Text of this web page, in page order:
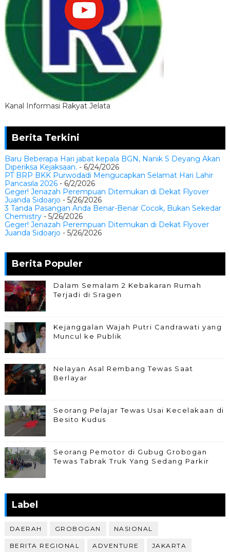
Kanal Informasi Rakyat Jelata
Berita Terkini
Baru Beberapa Hari jabat kepala BGN, Nanik S Deyang Akan
Diperiksa Kejaksaan. - 6/24/2026
PT BRP BKK Purwodadi Mengucapkan Selamat Hari Lahir
Pancasila 2026- 6/2/2026
Geger! Jenazah Perempuan Ditemukan di Dekat Flyover
Juanda Sidoarjo - 5/26/2026
3 Tanda Pasangan Anda Benar-Benar Cocok, Bukan Sekedar
Chemistry- 5/26/2026
Geger! Jenazah Perempuan Ditemukan di Dekat Flyover
Juanda Sidoarjo - 5/26/2026
Berita Populer
Dalam Semalam 2 Kebakaran Rumah
Terjadi di Sragen
Kejanggalan Wajah Putri Candrawati yang
Muncul ke Publik
Nelayan Asal Rembang Tewas Saat
Berlayar
Seorang Pelajar Tewas Usai Kecelakaan di
Besito Kudus
Seorang Pemotor di Gubug Grobogan
Tewas Tabrak Truk Yang Sedang Parkir
Label
DAERAH GROBOGAN NASIONAL
BERITA REGIONAL ADVENTURE JAKARTA